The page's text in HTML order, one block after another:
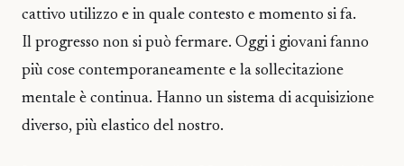
cattivo utilizzo e in quale contesto e momento si fa.
Il progresso non si può fermare. Oggi i giovani fanno
più cose contemporaneamente e la sollecitazione
mentale è continua. Hanno un sistema di acquisizione
diverso, più elastico del nostro.